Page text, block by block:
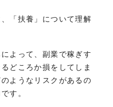
「扶養」について理解
よって、副業で稼ぎす
どころか損をしてしま
ようなリスクがあるの
す。